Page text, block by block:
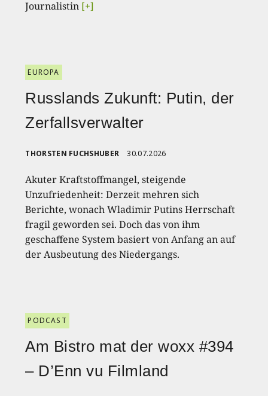
Journalistin [+]
EUROPA
Russlands Zukunft: Putin, der
Zerfallsverwalter
THORSTEN FUCHSHUBER 30.07.2026
Akuter Kraftstoffmangel, steigende
Unzufriedenheit: Derzeit mehren sich
Berichte, wonach Wladimir Putins Herrschaft
fragil geworden sei. Doch das von ihm
geschaffene System basiert von Anfang an auf
der Ausbeutung des Niedergangs.
PODCAST
Am Bistro mat der woxx #394
– D’Enn vu Filmland